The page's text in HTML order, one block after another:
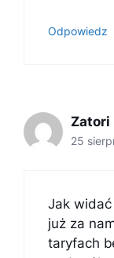
Odpowiedz
Zatori
25
Jak
już za
taryfach